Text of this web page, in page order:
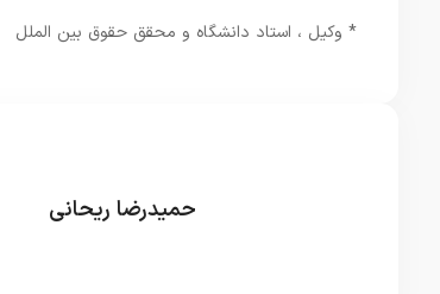
* وکیل ، استاد دانشگاه و محقق حقوق بین الملل
حمیدرضا ریحانی